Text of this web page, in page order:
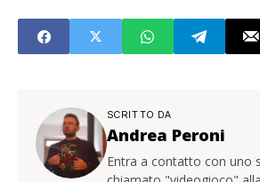
SCRITTO DA
Andrea Peroni
Entra a contatto con uno